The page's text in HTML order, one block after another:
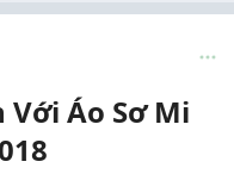
Áo Sơ Mi